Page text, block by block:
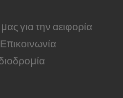
για την αειφορία